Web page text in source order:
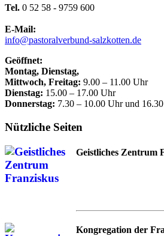
Tel. 0 52 58 - 9759 600
E-Mail:
info@pastoralverbund-salzkotten.de
Geöffnet:
Montag, Dienstag,
Mittwoch, Freitag: 9.00 – 11.00 Uhr
Dienstag: 15.00 – 17.00 Uhr
Donnerstag: 7.30 – 10.00 Uhr und
Nützliche Seiten
Geistliches Zentrum
Kongregation der